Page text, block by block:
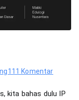
111 Komentarpada
kita bahas dulu IP